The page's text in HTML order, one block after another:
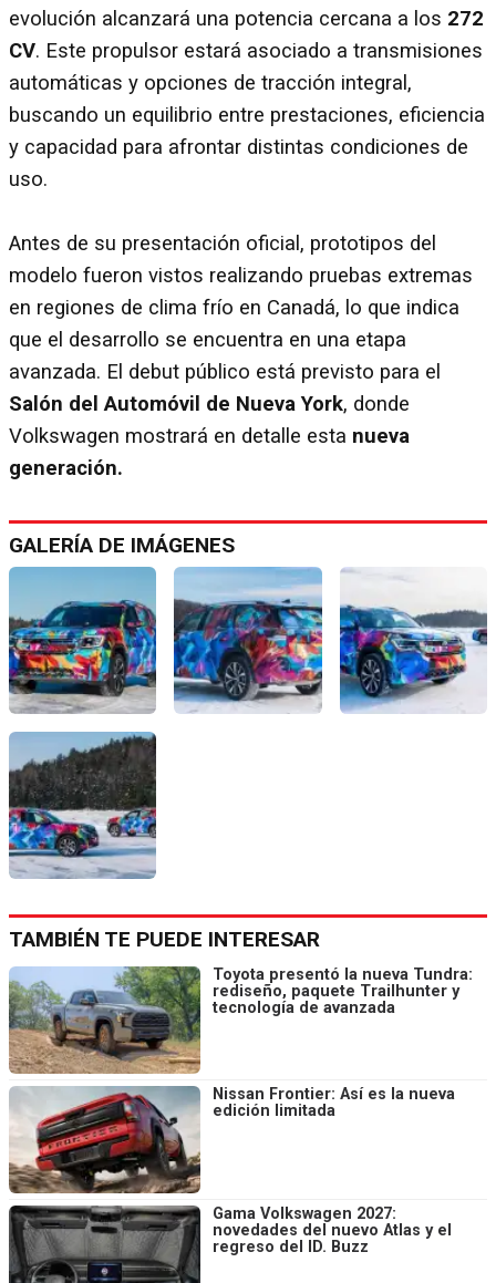
evolución alcanzará una potencia cercana a los 272
CV. Este propulsor estará asociado a transmisiones
automáticas y opciones de tracción integral,
buscando un equilibrio entre prestaciones, eficiencia
y capacidad para afrontar distintas condiciones de
uso.
Antes de su presentación oficial, prototipos del
modelo fueron vistos realizando pruebas extremas
en regiones de clima frío en Canadá, lo que indica
que el desarrollo se encuentra en una etapa
avanzada. El debut público está previsto para el
Salón del Automóvil de Nueva York, donde
Volkswagen mostrará en detalle esta nueva
generación.
GALERÍA DE IMÁGENES
TAMBIÉN TE PUEDE INTERESAR
Toyota presentó la nueva Tundra:
rediseño, paquete Trailhunter y
tecnología de avanzada
Nissan Frontier: Así es la nueva
edición limitada
Gama Volkswagen 2027:
novedades del nuevo Atlas y el
regreso del ID. Buzz